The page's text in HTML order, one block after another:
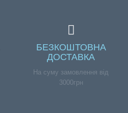
БЕЗКОШТОВНА
ДОСТАВКА
На суму замовлення від
3000грн